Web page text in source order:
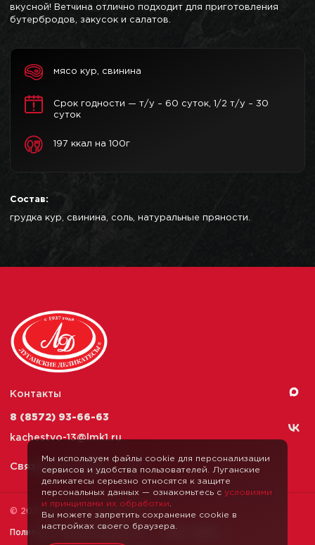
Мы используем файлы cookie для персонализации
сервисов и удобства пользователей. Луганские
деликатесы серьезно относятся к защите
персональных данных — ознакомьтесь с условиями
и принципами их обработки
Вы можете запретить сохранение cookie в
настройках своего браузера.
вкусной! Ветчина отлично подходит для приготовления
бутербродов, закусок и салатов.
мясо кур, свинина
Срок годности — т/у – 60 суток, 1/2 т/у – 30
суток
197 ккал на 100г
Состав:
грудка кур, свинина, соль, натуральные пряности.
Контакты
8 (8572) 93-66-63
kachestvo-13@lmk1.ru
Связаться с нами
© 2026 Луганские Деликатесы
Политика конфиденциальности